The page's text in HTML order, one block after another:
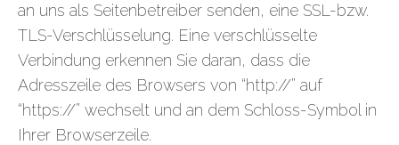
an uns als Seitenbetreiber senden, eine SSL-bzw.
TLS-Verschlüsselung. Eine verschlüsselte
Verbindung erkennen Sie daran, dass die
Adresszeile des Browsers von “http://” auf
“https://” wechselt und an dem Schloss-Symbol in
Ihrer Browserzeile.